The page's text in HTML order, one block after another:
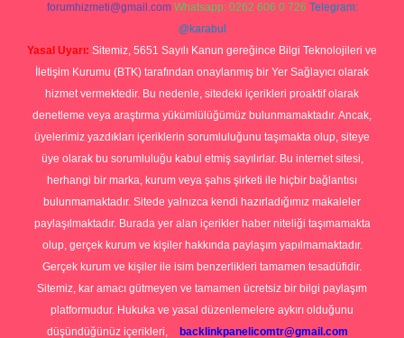
forumhizmeti@gmail.com Whatsapp: 0262 606 0 726 Telegram:
@karabul
Yasal Uyarı: Sitemiz, 5651 Sayılı Kanun gereğince Bilgi Teknolojileri ve
İletişim Kurumu (BTK) tarafından onaylanmış bir Yer Sağlayıcı olarak
hizmet vermektedir. Bu nedenle, sitedeki içerikleri proaktif olarak
denetleme veya araştırma yükümlülüğümüz bulunmamaktadır. Ancak,
üyelerimiz yazdıkları içeriklerin sorumluluğunu taşımakta olup, siteye
üye olarak bu sorumluluğu kabul etmiş sayılırlar. Bu internet sitesi,
herhangi bir marka, kurum veya şahıs şirketi ile hiçbir bağlantısı
bulunmamaktadır. Sitede yalnızca kendi hazırladığımız makaleler
paylaşılmaktadır. Burada yer alan içerikler haber niteliği taşımamakta
olup, gerçek kurum ve kişiler hakkında paylaşım yapılmamaktadır.
Gerçek kurum ve kişiler ile isim benzerlikleri tamamen tesadüfidir.
Sitemiz, kar amacı gütmeyen ve tamamen ücretsiz bir bilgi paylaşım
platformudur. Hukuka ve yasal düzenlemelere aykırı olduğunu
düşündüğünüz içerikleri,
backlinkpanelicomtr@gmail.com